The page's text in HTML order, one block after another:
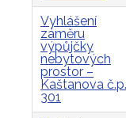
Vyhlášení
záměru
výpůjčky
nebytových
prostor –
Kaštanova č.p.
301